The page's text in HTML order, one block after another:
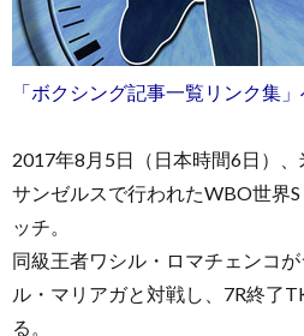
「ボクシング記事一覧リンク集
2017年8月5日（日本時間6日）
サンゼルスで行われたWBO世界
ッチ。
同級王者ワシル・ロマチェンコ
ル・マリアガと対戦し、7R終了
る。